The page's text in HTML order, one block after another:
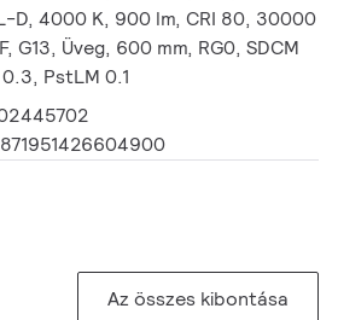
D, 4000 K, 900 lm, CRI 80, 30000
G13, Üveg, 600 mm, RG0, SDCM
PstLM 0.1
871951426604900
Az összes kibontása